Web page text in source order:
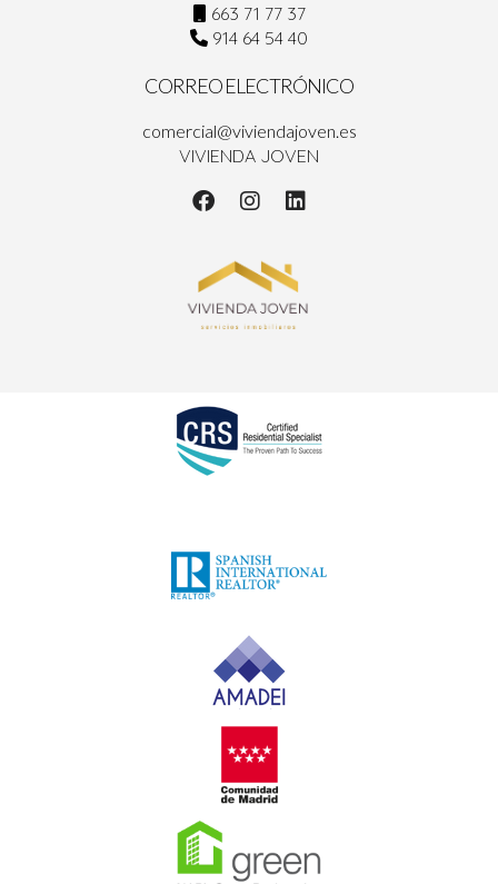
663 71 77 37
914 64 54 40
CORREO ELECTRÓNICO
comercial@viviendajoven.es
VIVIENDA JOVEN